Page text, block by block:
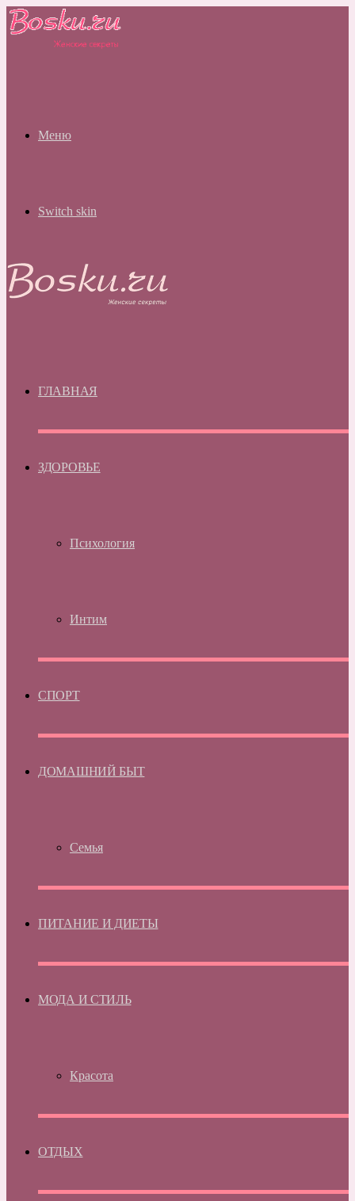
Меню
Switch skin
ГЛАВНАЯ
ЗДОРОВЬЕ
Психология
Интим
СПОРТ
ДОМАШНИЙ БЫТ
Семья
ПИТАНИЕ И ДИЕТЫ
МОДА И СТИЛЬ
Красота
ОТДЫХ